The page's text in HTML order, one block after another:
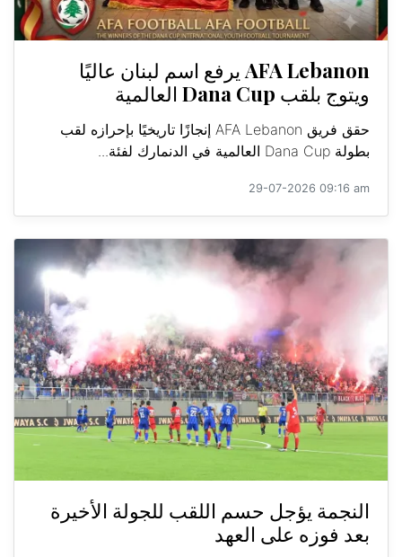
AFA Lebanon يرفع اسم لبنان عاليًا
ويتوج بلقب Dana Cup العالمية
حقق فريق AFA Lebanon إنجازًا تاريخيًا بإحرازه لقب
بطولة Dana Cup العالمية في الدنمارك لفئة...
29-07-2026 09:16 am
النجمة يؤجل حسم اللقب للجولة الأخيرة
بعد فوزه على العهد